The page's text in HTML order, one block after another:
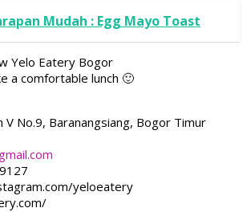
Mudah : Egg Mayo Toast
a comfortable lunch 🙂
V No.9, Baranangsiang, Bogor Timur
yeloeatery